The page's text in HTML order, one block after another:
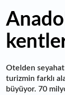
Otelden
turizmin farklı
büyüyor. 70